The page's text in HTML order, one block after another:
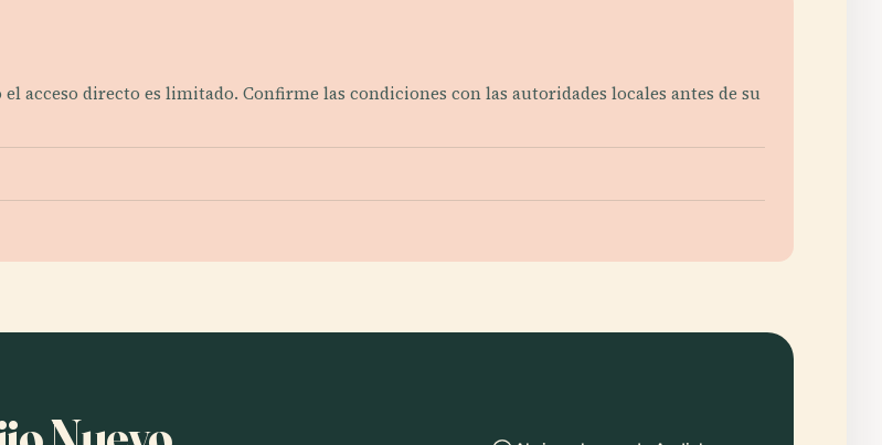
acceso directo es limitado. Confirme las condiciones con las autoridades locales antes de su